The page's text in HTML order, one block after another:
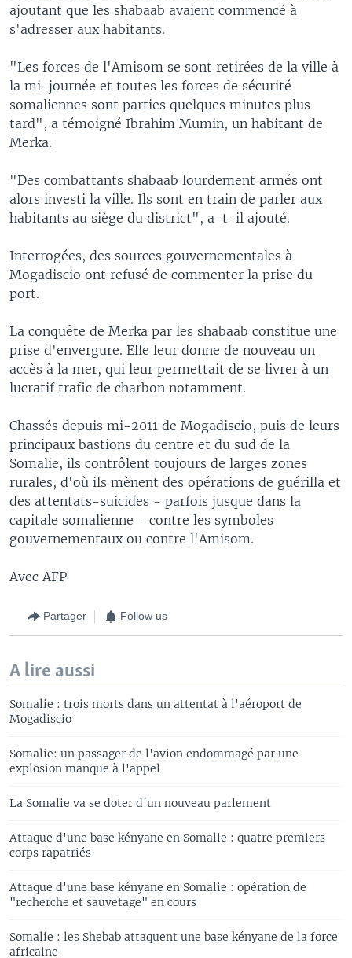
ajoutant que les shabaab avaient commencé à
s'adresser aux habitants.
"Les forces de l'Amisom se sont retirées de la ville à
la mi-journée et toutes les forces de sécurité
somaliennes sont parties quelques minutes plus
tard", a témoigné Ibrahim Mumin, un habitant de
Merka.
"Des combattants shabaab lourdement armés ont
alors investi la ville. Ils sont en train de parler aux
habitants au siège du district", a-t-il ajouté.
Interrogées, des sources gouvernementales à
Mogadiscio ont refusé de commenter la prise du
port.
La conquête de Merka par les shabaab constitue une
prise d'envergure. Elle leur donne de nouveau un
accès à la mer, qui leur permettait de se livrer à un
lucratif trafic de charbon notamment.
Chassés depuis mi-2011 de Mogadiscio, puis de leurs
principaux bastions du centre et du sud de la
Somalie, ils contrôlent toujours de larges zones
rurales, d'où ils mènent des opérations de guérilla et
des attentats-suicides - parfois jusque dans la
capitale somalienne - contre les symboles
gouvernementaux ou contre l'Amisom.
Avec AFP
Partager Follow us
A lire aussi
Somalie : trois morts dans un attentat à l'aéroport de
Mogadiscio
Somalie: un passager de l'avion endommagé par une
explosion manque à l'appel
La Somalie va se doter d'un nouveau parlement
Attaque d'une base kényane en Somalie : quatre premiers
corps rapatriés
Attaque d'une base kényane en Somalie : opération de
"recherche et sauvetage" en cours
Somalie : les Shebab attaquent une base kényane de la force
africaine